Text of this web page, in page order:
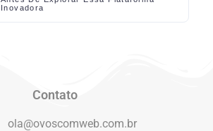
Inovadora
Contato
ola@ovoscomweb.com.br